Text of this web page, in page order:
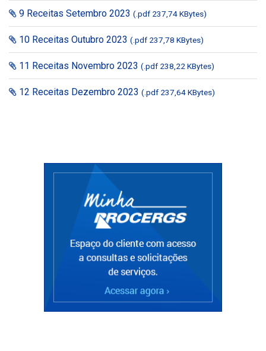
9 Receitas Setembro 2023 (.pdf 237,74 KBytes)
10 Receitas Outubro 2023 (.pdf 237,78 KBytes)
11 Receitas Novembro 2023 (.pdf 238,22 KBytes)
12 Receitas Dezembro 2023 (.pdf 237,64 KBytes)